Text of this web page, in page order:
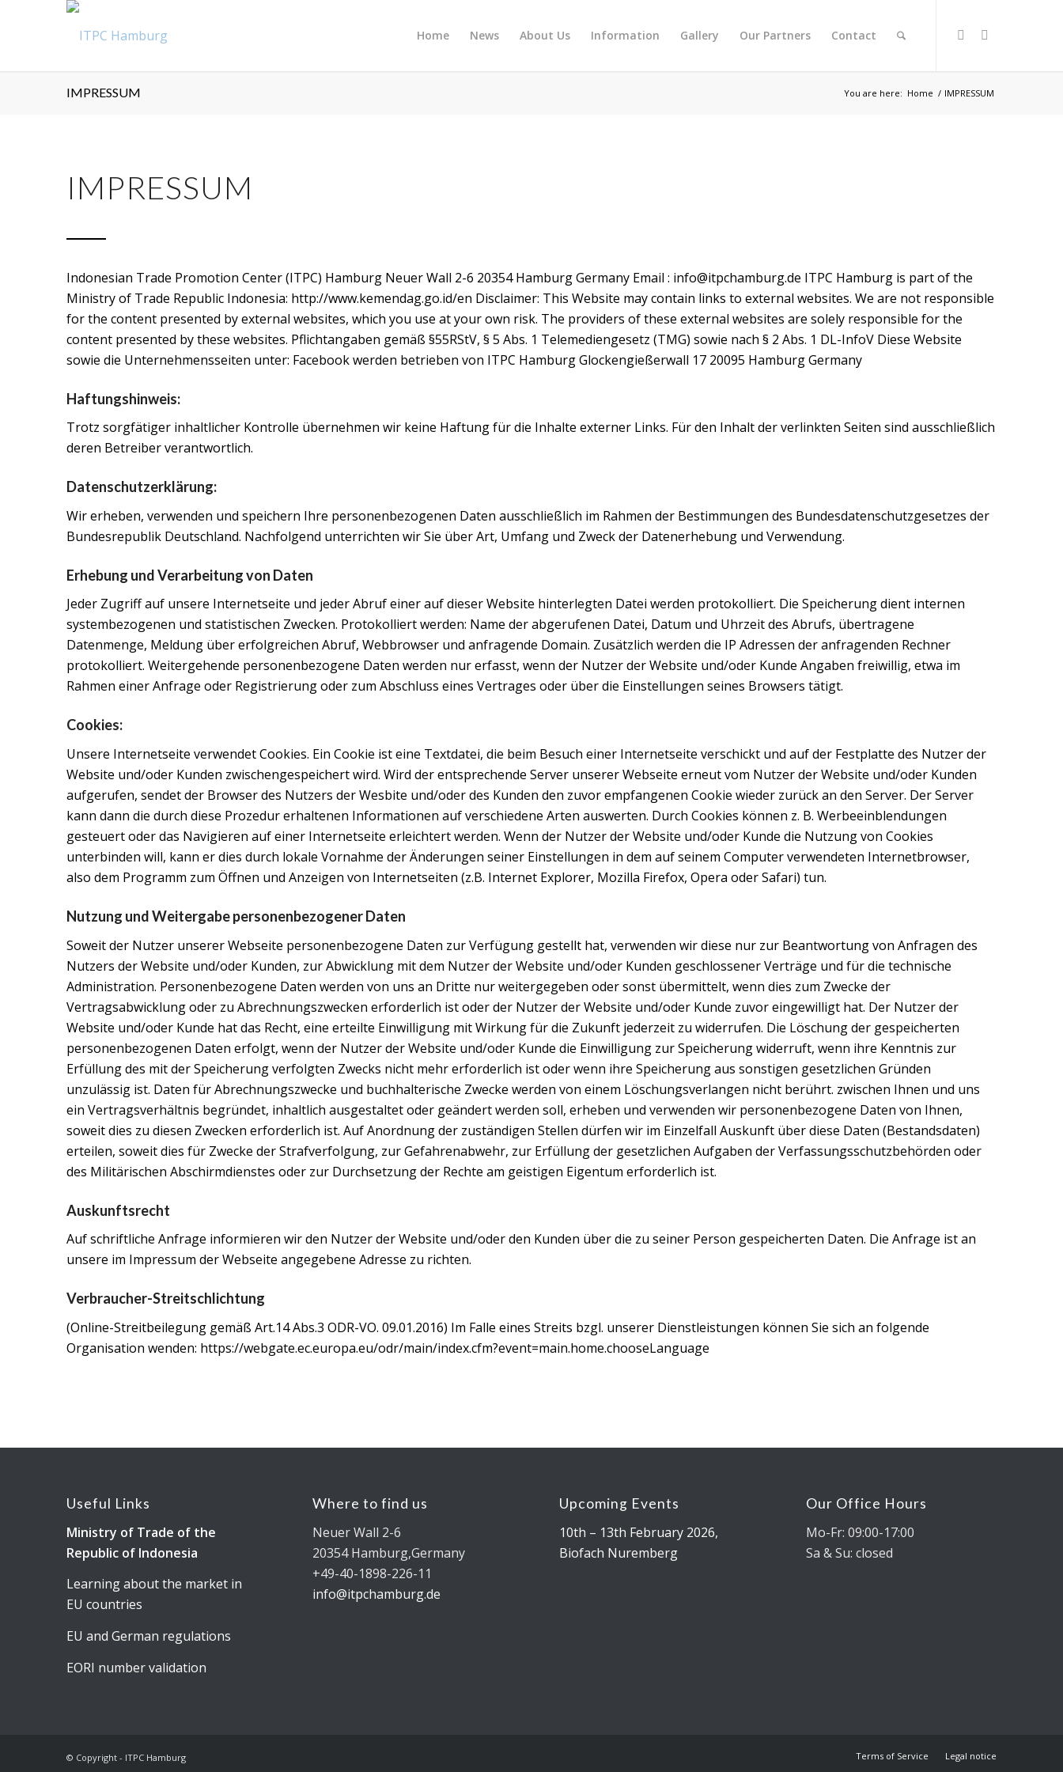
Home News About Us Information Gallery Our Partners Contact
IMPRESSUM You are here: Home / IMPRESSUM
IMPRESSUM
Indonesian Trade Promotion Center (ITPC) Hamburg Neuer Wall 2-6 20354 Hamburg Germany Email : info@itpchamburg.de ITPC Hamburg is part of the
Ministry of Trade Republic Indonesia: http://www.kemendag.go.id/en Disclaimer: This Website may contain links to external websites. We are not responsible
for the content presented by external websites, which you use at your own risk. The providers of these external websites are solely responsible for the
content presented by these websites. Pflichtangaben gemäß §55RStV, § 5 Abs. 1 Telemediengesetz (TMG) sowie nach § 2 Abs. 1 DL-InfoV Diese Website
sowie die Unternehmensseiten unter: Facebook werden betrieben von ITPC Hamburg Glockengießerwall 17 20095 Hamburg Germany
Haftungshinweis:
Trotz sorgfätiger inhaltlicher Kontrolle übernehmen wir keine Haftung für die Inhalte externer Links. Für den Inhalt der verlinkten Seiten sind ausschließlich
deren Betreiber verantwortlich.
Datenschutzerklärung:
Wir erheben, verwenden und speichern Ihre personenbezogenen Daten ausschließlich im Rahmen der Bestimmungen des Bundesdatenschutzgesetzes der
Bundesrepublik Deutschland. Nachfolgend unterrichten wir Sie über Art, Umfang und Zweck der Datenerhebung und Verwendung.
Erhebung und Verarbeitung von Daten
Jeder Zugriff auf unsere Internetseite und jeder Abruf einer auf dieser Website hinterlegten Datei werden protokolliert. Die Speicherung dient internen
systembezogenen und statistischen Zwecken. Protokolliert werden: Name der abgerufenen Datei, Datum und Uhrzeit des Abrufs, übertragene
Datenmenge, Meldung über erfolgreichen Abruf, Webbrowser und anfragende Domain. Zusätzlich werden die IP Adressen der anfragenden Rechner
protokolliert. Weitergehende personenbezogene Daten werden nur erfasst, wenn der Nutzer der Website und/oder Kunde Angaben freiwillig, etwa im
Rahmen einer Anfrage oder Registrierung oder zum Abschluss eines Vertrages oder über die Einstellungen seines Browsers tätigt.
Cookies:
Unsere Internetseite verwendet Cookies. Ein Cookie ist eine Textdatei, die beim Besuch einer Internetseite verschickt und auf der Festplatte des Nutzer der
Website und/oder Kunden zwischengespeichert wird. Wird der entsprechende Server unserer Webseite erneut vom Nutzer der Website und/oder Kunden
aufgerufen, sendet der Browser des Nutzers der Wesbite und/oder des Kunden den zuvor empfangenen Cookie wieder zurück an den Server. Der Server
kann dann die durch diese Prozedur erhaltenen Informationen auf verschiedene Arten auswerten. Durch Cookies können z. B. Werbeeinblendungen
gesteuert oder das Navigieren auf einer Internetseite erleichtert werden. Wenn der Nutzer der Website und/oder Kunde die Nutzung von Cookies
unterbinden will, kann er dies durch lokale Vornahme der Änderungen seiner Einstellungen in dem auf seinem Computer verwendeten Internetbrowser,
also dem Programm zum Öffnen und Anzeigen von Internetseiten (z.B. Internet Explorer, Mozilla Firefox, Opera oder Safari) tun.
Nutzung und Weitergabe personenbezogener Daten
Soweit der Nutzer unserer Webseite personenbezogene Daten zur Verfügung gestellt hat, verwenden wir diese nur zur Beantwortung von Anfragen des
Nutzers der Website und/oder Kunden, zur Abwicklung mit dem Nutzer der Website und/oder Kunden geschlossener Verträge und für die technische
Administration. Personenbezogene Daten werden von uns an Dritte nur weitergegeben oder sonst übermittelt, wenn dies zum Zwecke der
Vertragsabwicklung oder zu Abrechnungszwecken erforderlich ist oder der Nutzer der Website und/oder Kunde zuvor eingewilligt hat. Der Nutzer der
Website und/oder Kunde hat das Recht, eine erteilte Einwilligung mit Wirkung für die Zukunft jederzeit zu widerrufen. Die Löschung der gespeicherten
personenbezogenen Daten erfolgt, wenn der Nutzer der Website und/oder Kunde die Einwilligung zur Speicherung widerruft, wenn ihre Kenntnis zur
Erfüllung des mit der Speicherung verfolgten Zwecks nicht mehr erforderlich ist oder wenn ihre Speicherung aus sonstigen gesetzlichen Gründen
unzulässig ist. Daten für Abrechnungszwecke und buchhalterische Zwecke werden von einem Löschungsverlangen nicht berührt. zwischen Ihnen und uns
ein Vertragsverhältnis begründet, inhaltlich ausgestaltet oder geändert werden soll, erheben und verwenden wir personenbezogene Daten von Ihnen,
soweit dies zu diesen Zwecken erforderlich ist. Auf Anordnung der zuständigen Stellen dürfen wir im Einzelfall Auskunft über diese Daten (Bestandsdaten)
erteilen, soweit dies für Zwecke der Strafverfolgung, zur Gefahrenabwehr, zur Erfüllung der gesetzlichen Aufgaben der Verfassungsschutzbehörden oder
des Militärischen Abschirmdienstes oder zur Durchsetzung der Rechte am geistigen Eigentum erforderlich ist.
Auskunftsrecht
Auf schriftliche Anfrage informieren wir den Nutzer der Website und/oder den Kunden über die zu seiner Person gespeicherten Daten. Die Anfrage ist an
unsere im Impressum der Webseite angegebene Adresse zu richten.
Verbraucher-Streitschlichtung
(Online-Streitbeilegung gemäß Art.14 Abs.3 ODR-VO. 09.01.2016) Im Falle eines Streits bzgl. unserer Dienstleistungen können Sie sich an folgende
Organisation wenden: https://webgate.ec.europa.eu/odr/main/index.cfm?event=main.home.chooseLanguage
Useful Links
Ministry of Trade of the
Republic of Indonesia
Learning about the market in
EU countries
EU and German regulations
EORI number validation
Where to find us
Neuer Wall 2-6
20354 Hamburg,Germany
+49-40-1898-226-11
info@itpchamburg.de
Upcoming Events
10th – 13th February 2026,
Biofach Nuremberg
Our Office Hours
Mo-Fr: 09:00-17:00
Sa & Su: closed
© Copyright - ITPC Hamburg Terms of Service Legal notice